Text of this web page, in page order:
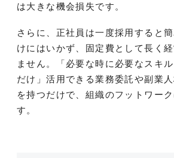
は大きな機会損失です。
さらに、正社員は一度採用すると
けにはいかず、固定費として長く
ません。「必要な時に必要なスキ
だけ」活用できる業務委託や副業
を持つだけで、組織のフットワー
す。